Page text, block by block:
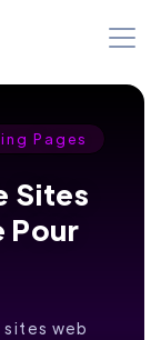
Pages
Sites
Pour
web